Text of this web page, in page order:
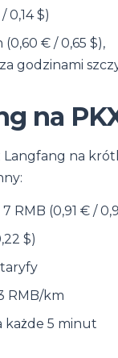
0,14 $)
(0,60 € / 0,65 $),
godzinami
na
Langfang na
RMB (0,91 € /
$)
taryfy
RMB/km
każde 5 minut